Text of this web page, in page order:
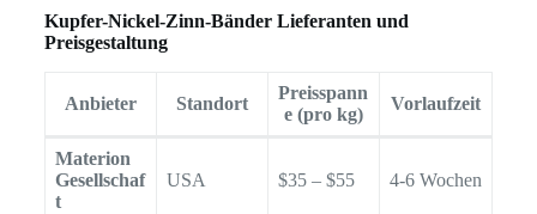
Kupfer-Nickel-Zinn-Bänder Lieferanten und
Preisgestaltung
Anbieter Standort
Preisspann
e (pro kg)
Vorlaufzeit
Materion
Gesellschaf
t
USA $35 – $55 4-6 Wochen